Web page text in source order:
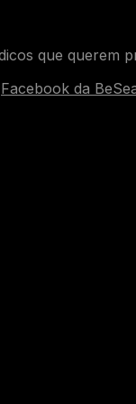
que querem
Facebook da